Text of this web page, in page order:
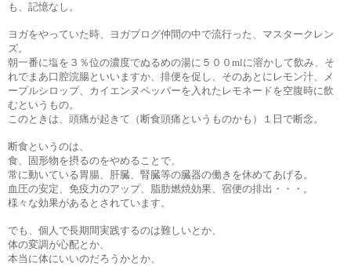
も、記憶なし。
ヨガをやっていた時、ヨガブログ仲間の中で流行った、マスタークレン
ズ。
朝一番に塩を３％位の濃度でぬるめの湯に５００mlに溶かして飲み、そ
れでまあ口腔浣腸といいますか、排便を促し、そのあとにレモン汁、メ
ープルシロップ、カイエンヌペッパーを入れたレモネードを空腹時に飲
むというもの。
このときは、頭痛が起きて（断食頭痛というものかも）１日で断念。
断食というのは、
食、固形物を摂るのをやめることで、
常に動いている胃腸、肝臓、腎臓等の臓器の働きを休めてあげる。
血圧の安定、免疫力のアップ、脂肪燃焼効果、宿便の排出・・・。
様々な効果があるとされています。
でも、個人で長期間実践するのは難しいとか、
体の変調が心配とか、
本当に体にいいのだろうかとか、